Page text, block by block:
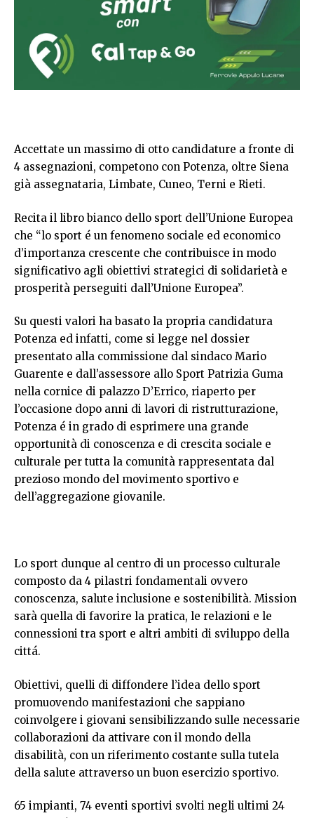
Accettate un massimo di otto candidature a fronte di
4 assegnazioni, competono con Potenza, oltre Siena
già assegnataria, Limbate, Cuneo, Terni e Rieti.
Recita il libro bianco dello sport dell’Unione Europea
che “lo sport é un fenomeno sociale ed economico
d’importanza crescente che contribuisce in modo
significativo agli obiettivi strategici di solidarietà e
prosperità perseguiti dall’Unione Europea”.
Su questi valori ha basato la propria candidatura
Potenza ed infatti, come si legge nel dossier
presentato alla commissione dal sindaco Mario
Guarente e dall’assessore allo Sport Patrizia Guma
nella cornice di palazzo D’Errico, riaperto per
l’occasione dopo anni di lavori di ristrutturazione,
Potenza é in grado di esprimere una grande
opportunità di conoscenza e di crescita sociale e
culturale per tutta la comunità rappresentata dal
prezioso mondo del movimento sportivo e
dell’aggregazione giovanile.
Lo sport dunque al centro di un processo culturale
composto da 4 pilastri fondamentali ovvero
conoscenza, salute inclusione e sostenibilità. Mission
sarà quella di favorire la pratica, le relazioni e le
connessioni tra sport e altri ambiti di sviluppo della
cittá.
Obiettivi, quelli di diffondere l’idea dello sport
promuovendo manifestazioni che sappiano
coinvolgere i giovani sensibilizzando sulle necessarie
collaborazioni da attivare con il mondo della
disabilità, con un riferimento costante sulla tutela
della salute attraverso un buon esercizio sportivo.
65 impianti, 74 eventi sportivi svolti negli ultimi 24